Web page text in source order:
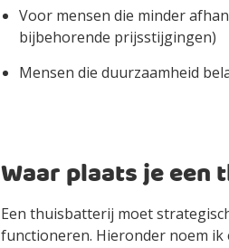
Voor mensen die minder
bijbehorende prijsstijgingen)
Mensen die duurzaamheid
Waar plaats je
Een thuisbatterij moet
functioneren. Hieronder noem ik